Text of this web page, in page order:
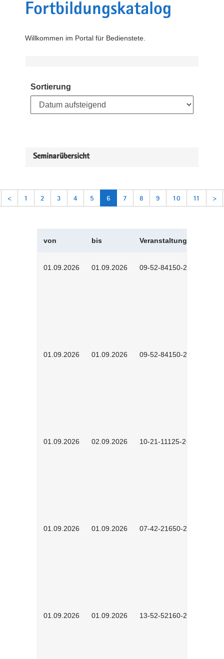
Fortbildungskatalog
Willkommen im Portal für Bedienstete.
Sortierung
Seminarübersicht
< 1 2 3 4 5 6 7 8 9 10 11 >
von bis Veranstaltungskürzel
01.09.2026 01.09.2026 09-52-84150-2601
01.09.2026 01.09.2026 09-52-84150-2602
01.09.2026 02.09.2026 10-21-11125-2602
01.09.2026 01.09.2026 07-42-21650-2601
01.09.2026 01.09.2026 13-52-52160-2601